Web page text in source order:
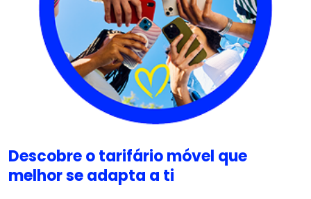
Descobre o tarifário móvel que
melhor se adapta a ti